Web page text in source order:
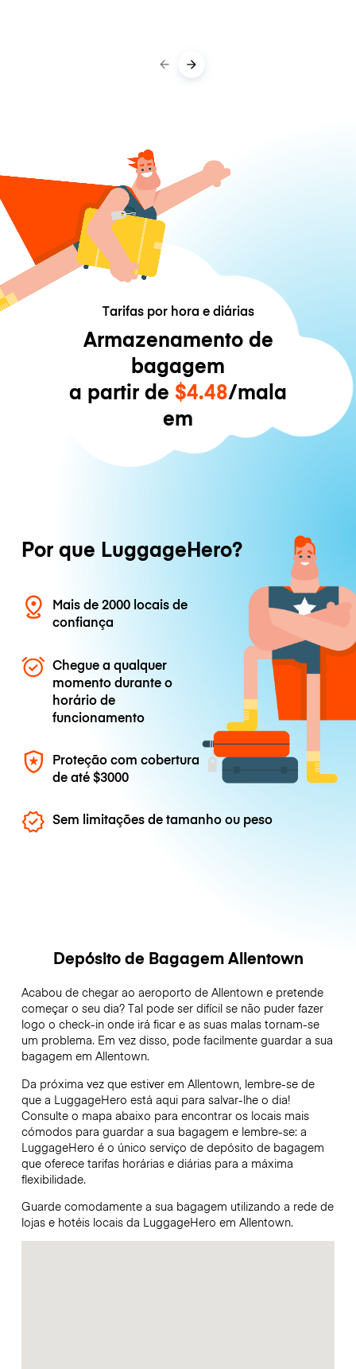
Tarifas por hora e diárias
Armazenamento de
bagagem
a partir de $4.48/mala
em
Por que LuggageHero?
Mais de 2000 locais de
confiança
Chegue a qualquer
momento durante o
horário de
funcionamento
Proteção com cobertura
de até$3000
Sem limitações de tamanho ou peso
Depósito de Bagagem Allentown
Acabou de chegar ao aeroporto de Allentown e pretende
começar o seu dia? Tal pode ser difícil se não puder fazer
logo o check-in onde irá ficar e as suas malas tornam-se
um problema. Em vez disso, pode facilmente guardar a sua
bagagem em Allentown.
Da próxima vez que estiver em Allentown, lembre-se de
que a LuggageHero está aqui para salvar-lhe o dia!
Consulte o mapa abaixo para encontrar os locais mais
cómodos para guardar a sua bagagem e lembre-se: a
LuggageHero é o único serviço de depósito de bagagem
que oferece tarifas horárias e diárias para a máxima
flexibilidade.
Guarde comodamente a sua bagagem utilizando a rede de
lojas e hotéis locais da LuggageHero em Allentown.